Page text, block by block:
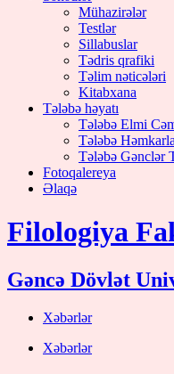
Mühazirələr
Testlər
Sillabuslar
Tədris qrafiki
Təlim nəticələri
Kitabxana
Tələbə həyatı
Tələbə Elmi
Tələbə
Tələbə Gənclər
Fotoqalereya
Əlaqə
Filologiya
Gəncə Dövlət
Xəbərlər
Xəbərlər